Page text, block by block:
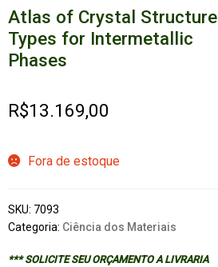
Atlas of Crystal Structure
Types for Intermetallic
Phases
R$13.169,00
Fora de estoque
SKU: 7093
Categoria: Ciência dos Materiais
*** SOLICITE SEU ORÇAMENTO A LIVRARIA